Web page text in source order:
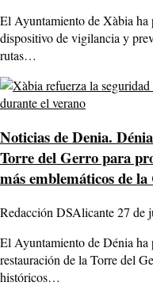
El Ayuntamiento de Xàbia ha
dispositivo de vigilancia y
rutas…
Noticias de Denia.
Torre del Gerro para
más emblemáticos de
Redacción DSAlicante27 de
El Ayuntamiento de Dénia ha
restauración de la Torre del
históricos…